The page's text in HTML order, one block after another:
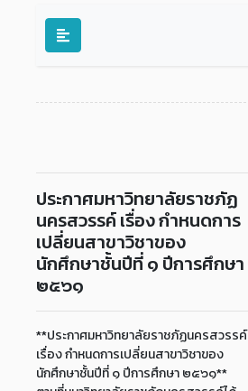
ประกาศมหาวิทยาลัยราชภัฏ
นครสวรรค์ เรื่อง กำหนดการ
เปลี่ยนสาขาวิชาของ
นักศึกษาชั้นปีที่ ๑ ปีการศึกษา
๒๕๖๑
**ประกาศมหาวิทยาลัยราชภัฏนครสวรรค์
เรื่อง กำหนดการเปลี่ยนสาขาวิชาของ
นักศึกษาชั้นปีที่ ๑ ปีการศึกษา ๒๕๖๑**